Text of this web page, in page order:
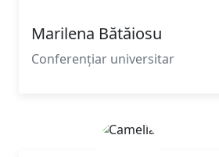
Marilena Bătăiosu
Conferențiar universitar